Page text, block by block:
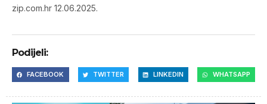
zip.com.hr 12.06.2025.
Podijeli:
FACEBOOK TWITTER LINKEDIN WHATSAPP